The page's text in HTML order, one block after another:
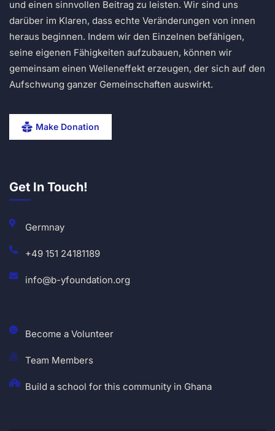
und einen sinnvollen Beitrag zu leisten. Wir sind uns
darüber im Klaren, dass echte Veränderungen von innen
heraus beginnen. Indem wir den Einzelnen befähigen,
seine eigenen Fähigkeiten aufzubauen, können wir
gemeinsam einen Welleneffekt erzeugen, der sich auf den
Aufschwung ganzer Gemeinschaften auswirkt.
Make Donation
Get In Touch!
Germnay
+49 151 24181189
info@b-yfoundation.org
Become a Volunteer
Team Members
Build a school for this community in Ghana